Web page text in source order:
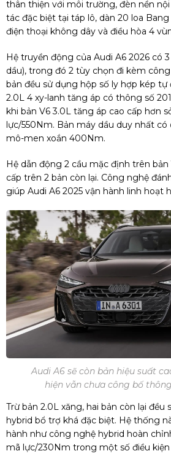
thân thiện với môi trường, đèn nền
tác đặc biệt tại táp lô, dàn 20 loa
điện thoại không dây và điều hòa 4
Hệ truyền động của Audi A6 2026 có
dầu), trong đó 2 tùy chọn đi kèm
bản đều sử dụng hộp số ly hợp kép tự
2.0L 4 xy-lanh tăng áp có thông số
khi bản V6 3.0L tăng áp cao cấp hơn
lực/550Nm. Bản máy dầu duy nhất
mô-men xoắn 400Nm.
Hệ dẫn động 2 cầu mặc định trên
cấp trên 2 bản còn lại. Công nghệ
giúp Audi A6 2025 vận hành linh hoạt
Audi A6 sẽ còn bản hiệu suất
hiện vẫn chưa công bố
Trừ bản 2.0L xăng, hai bản còn lại
hybrid bổ trợ khá đặc biệt. Hệ thống
hành như công nghệ hybrid hoàn
mã lực/230Nm trong một số điều